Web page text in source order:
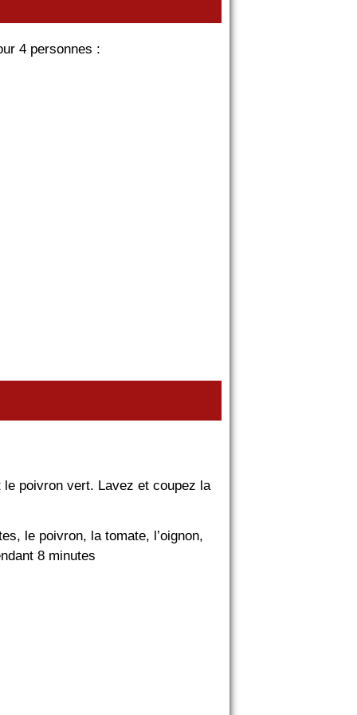
4 personnes :
poivron vert. Lavez et coupez la
le poivron, la tomate, l’oignon,
8 minutes